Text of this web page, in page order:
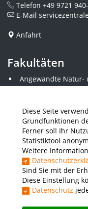
Diese Seite
Grundfunktionen
Ferner soll Ihr
Statistiktool
Weitere
Sind Sie mit der
Diese Einstellung
Datenschutz
Telefon +49 9721
E-Mail
Anfahrt
Fakultäten
Angewandte Natur-
Angewandte
Elektrotechnik
Gestaltung
Informatik und
Kunststofftechnik
Maschinenbau
THWS Business
Presse